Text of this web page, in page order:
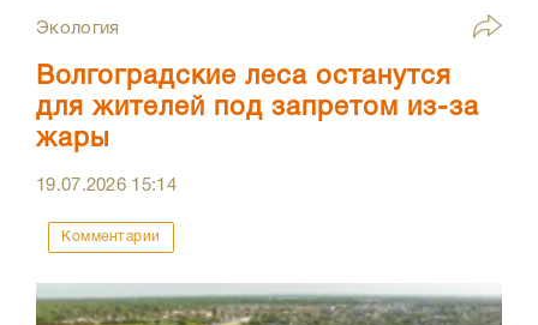
Экология
Волгоградские леса останутся
для жителей под запретом из-за
жары
19.07.2026 15:14
Комментарии